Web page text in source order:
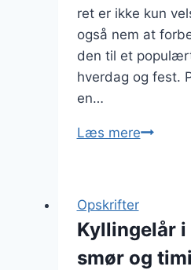
ret er ikke kun
også nem at
den til et
hverdag og fest.
en…
Læs mere
Opskrifter
Kyllingelår i
smør og